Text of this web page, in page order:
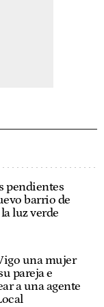
pendientes
barrio de
luz verde
una mujer
pareja e
a una agente